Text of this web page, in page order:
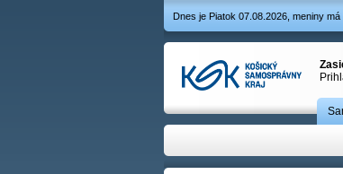
Dnes je Piatok 07.08.2026, meniny má